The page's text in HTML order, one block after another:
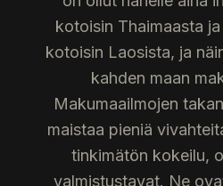
kotoisin Thaimaasta
kotoisin Laosista, ja
kahden maan
Makumaailmojen
maistaa pieniä
tinkimätön kokeilu,
valmistustavat. Ne